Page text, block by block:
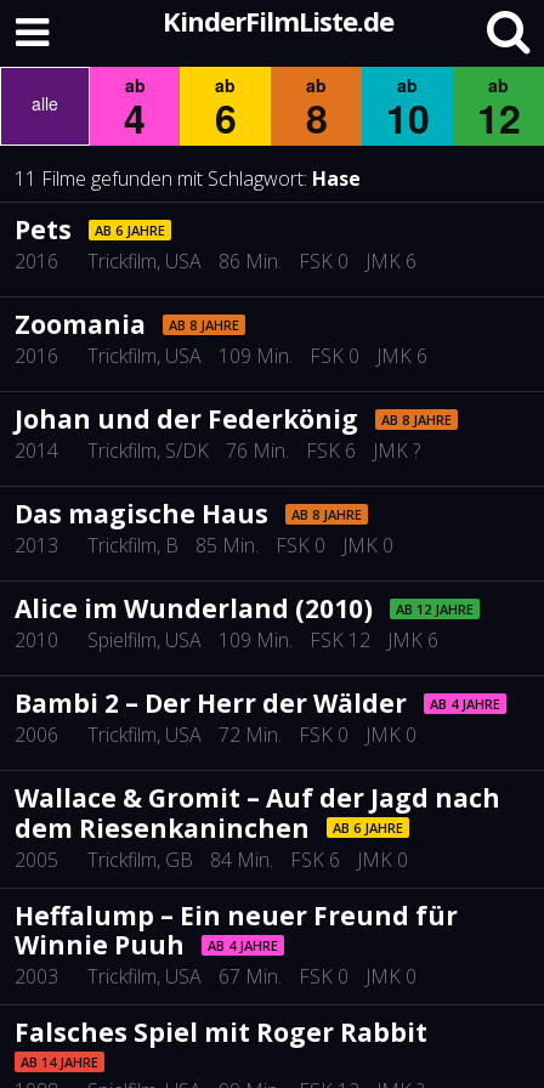
KinderFilmListe.de
alle
ab
4
ab
6
ab
8
ab
10
ab
12
11 Filme gefunden mit Schlagwort: Hase
Pets AB 6 JAHRE
2016 Trickfilm, USA 86 Min. FSK 0 JMK 6
Zoomania AB 8 JAHRE
2016 Trickfilm, USA 109 Min. FSK 0 JMK 6
Johan und der Federkönig AB 8 JAHRE
2014 Trickfilm, S/DK 76 Min. FSK 6 JMK ?
Das magische Haus AB 8 JAHRE
2013 Trickfilm, B 85 Min. FSK 0 JMK 0
Alice im Wunderland (2010) AB 12 JAHRE
2010 Spielfilm, USA 109 Min. FSK 12 JMK 6
Bambi 2 – Der Herr der Wälder AB 4 JAHRE
2006 Trickfilm, USA 72 Min. FSK 0 JMK 0
Wallace & Gromit – Auf der Jagd nach
dem Riesenkaninchen
AB 6 JAHRE
2005 Trickfilm, GB 84 Min. FSK 6 JMK 0
Heffalump – Ein neuer Freund für
Winnie Puuh
AB 4 JAHRE
2003 Trickfilm, USA 67 Min. FSK 0 JMK 0
Falsches Spiel mit Roger Rabbit
AB 14 JAHRE